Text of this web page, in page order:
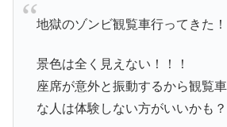
地獄のゾンビ観覧車行ってきた！
景色は全く見えない！！！
座席が意外と振動するから観覧
な人は体験しない方がいいかも？